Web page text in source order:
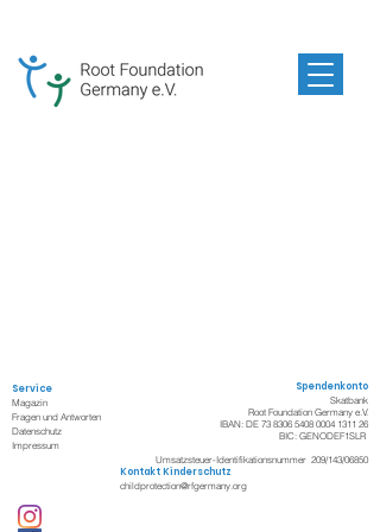
Service
Magazin
Fragen und Antworten
Datenschutz
Impressum
Spendenkonto
Skatbank
Root Foundation Germany e.V.
IBAN: DE 73 8306 5408 0004 1311 26
BIC: GENODEF1SLR
Umsatzsteuer-Identifikationsnummer 209/143/06850
Kontakt Kinderschutz
childprotection@rfgermany.org